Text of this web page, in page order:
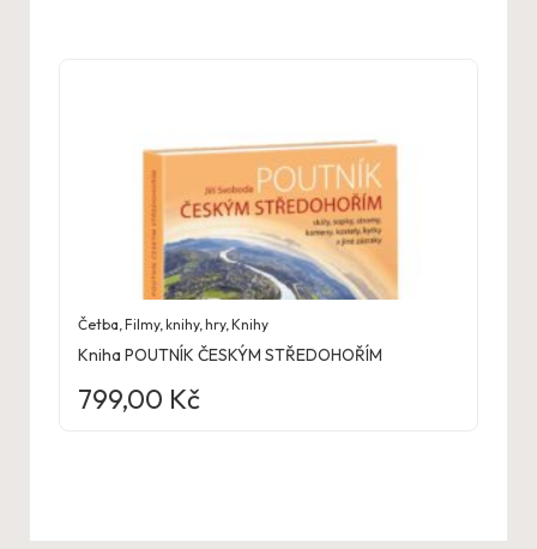
Četba ,Filmy, knihy, hry,Knihy
Kniha POUTNÍK ČESKÝM STŘEDOHOŘÍM
799,00 Kč